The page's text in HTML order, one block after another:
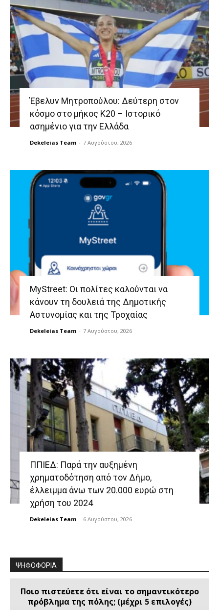
Έβελυν Μητροπούλου: Δεύτερη στον
κόσμο στο μήκος Κ20 – Ιστορικό
ασημένιο για την Ελλάδα
Dekeleias Team - 7 Αυγούστου, 2026
MyStreet: Οι πολίτες καλούνται να
κάνουν τη δουλειά της Δημοτικής
Αστυνομίας και της Τροχαίας
Dekeleias Team - 7 Αυγούστου, 2026
ΠΠΙΕΔ: Παρά την αυξημένη
χρηματοδότηση από τον Δήμο,
έλλειμμα άνω των 20.000 ευρώ στη
χρήση του 2024
Dekeleias Team - 6 Αυγούστου, 2026
ΨΗΦΟΦΟΡΙΑ
Ποιο πιστεύετε ότι είναι το σημαντικότερο
πρόβλημα της πόλης; (μέχρι 5 επιλογές)